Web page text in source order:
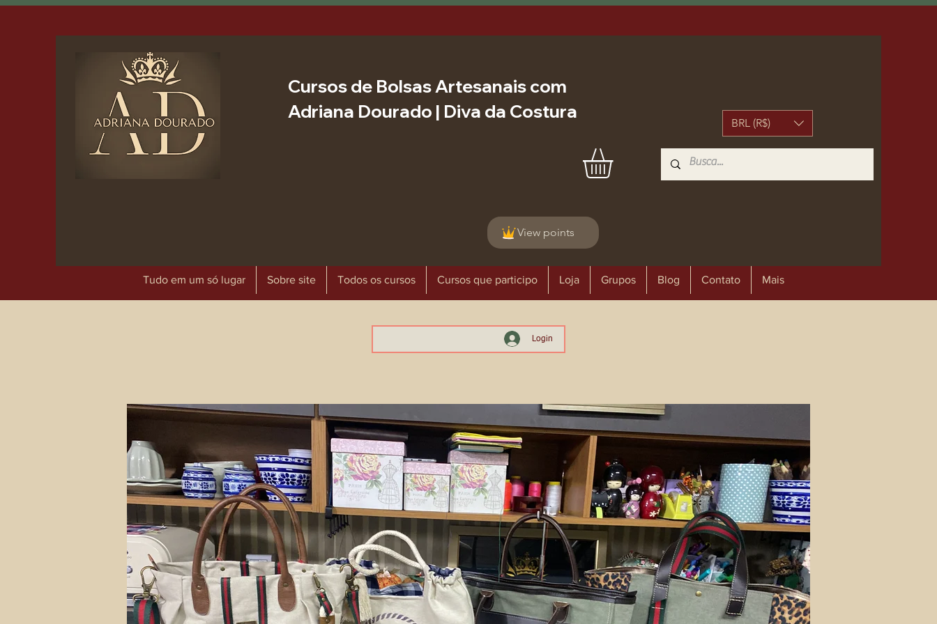
Cursos de Bolsas Artesanais com
Adriana Dourado | Diva da Costura
BRL (R$)
View points
Tudo em um só lugar Sobre site Todos os cursos Cursos que participo Loja Grupos Blog Contato Mais
Login